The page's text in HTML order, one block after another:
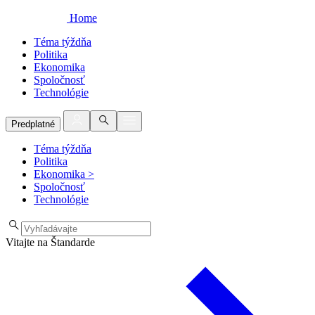
Home
Téma týždňa
Politika
Ekonomika
Spoločnosť
Technológie
Predplatné
Téma týždňa
Politika
Ekonomika >
Spoločnosť
Technológie
Vitajte na Štandarde